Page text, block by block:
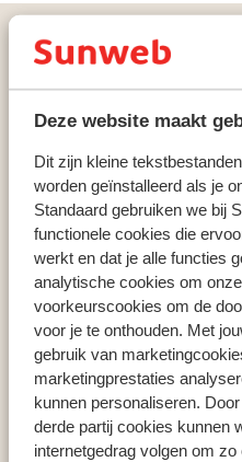
Deze website maakt
Dit zijn kleine
worden geïnstalleerd als je
Standaard gebruiken we bij
functionele cookies die
werkt en dat je alle functies
analytische cookies om
voorkeurscookies om de
voor je te onthouden. Met
gebruik van
marketingprestaties
kunnen personaliseren.
derde partij cookies kunnen
internetgedrag volgen om
Vakanties Wintersport
Arabba
Grifone Dolomiti
Populaire
Populaire